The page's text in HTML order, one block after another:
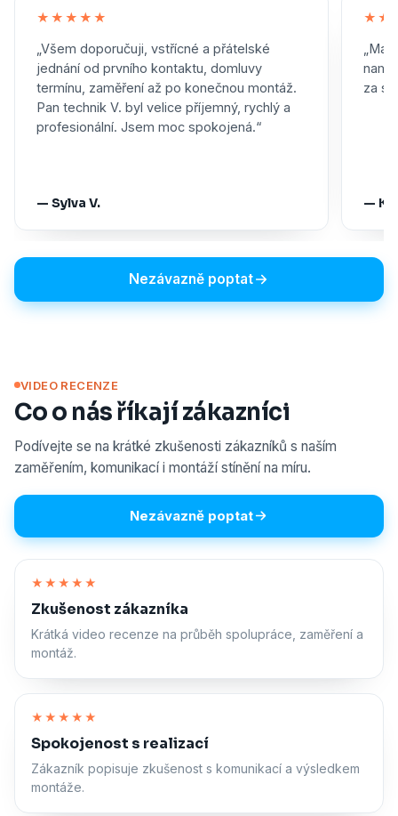
★★★★★
„Všem doporučuji, vstřícné a přátelské
jednání od prvního kontaktu, domluvy
termínu, zaměření až po konečnou montáž.
Pan technik V. byl velice příjemný, rychlý a
profesionální. Jsem moc spokojená.“
— Sylva V.
za
—
Nezávazně poptat
VIDEO RECENZE
Co o nás říkají zákazníci
Podívejte se na krátké zkušenosti zákazníků s naším
zaměřením, komunikací i montáží stínění na míru.
Nezávazně poptat
★★★★★
Zkušenost zákazníka
Krátká video recenze na průběh spolupráce, zaměření a
montáž.
★★★★★
Spokojenost s realizací
Zákazník popisuje zkušenost s komunikací a výsledkem
montáže.